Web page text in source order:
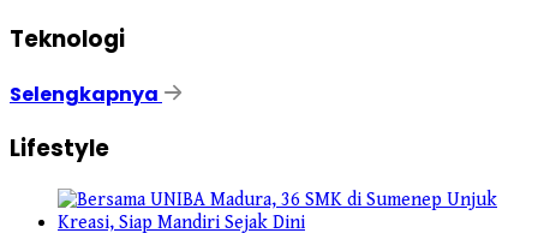
Teknologi
Selengkapnya
Lifestyle